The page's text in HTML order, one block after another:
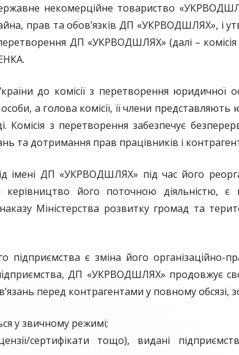
некомерційне товариство
прав та обов’язків ДП «УКРВОДШЛЯХ», і
ДП «УКРВОДШЛЯХ» (далі – комісія
до комісії з перетворення юридичної
а голова комісії, її члени представляють
з перетворення забезпечує
та дотримання прав працівників і
ДП «УКРВОДШЛЯХ» під час його
його поточною діяльністю, є
Міністерства розвитку громад та
є зміна його організаційно-
ДП «УКРВОДШЛЯХ» продовжує
перед контрагентами у повному обсязі,
у звичному режимі;
сертифікати тощо), видані